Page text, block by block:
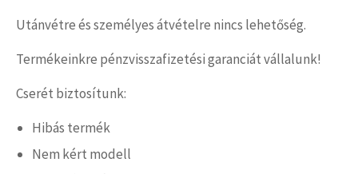
Utánvétre és személyes átvételre nincs lehetőség.
Termékeinkre pénzvisszafizetési garanciát vállalunk!
Cserét biztosítunk:
Hibás termék
Nem kért modell